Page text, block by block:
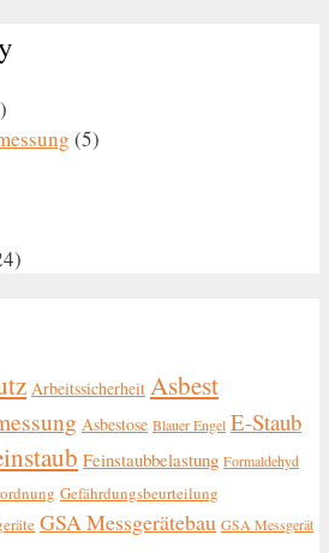
(5)
Arbeitssicherheit Asbest
Asbestose Blauer Engel E-Staub
Feinstaubbelastung Formaldehyd
Gefährdungsbeurteilung
GSA Messgerätebau GSA Messgerät